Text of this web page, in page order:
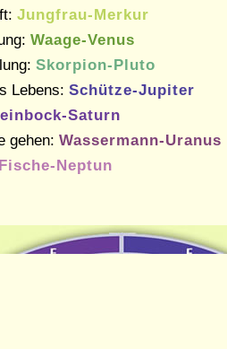
Jungfrau-Merkur
Waage-Venus
Skorpion-Pluto
Lebens: Schütze-Jupiter
Saturn
gehen: Wassermann-Uranus
Fische-Neptun